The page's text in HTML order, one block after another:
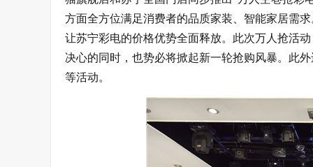
方面全方位满足消费者的品质家装、智能家居需
让苏宁彩电的价格优势全面释放。此次万人抢活
决心的同时，也势必将掀起新一轮抢购风暴。此
等活动。